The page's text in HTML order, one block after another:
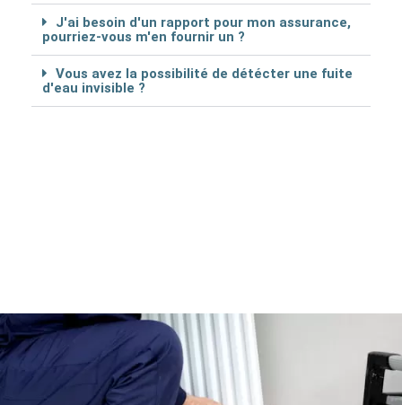
J'ai besoin d'un rapport pour mon assurance,
pourriez-vous m'en fournir un ?
Vous avez la possibilité de détécter une fuite
d'eau invisible ?